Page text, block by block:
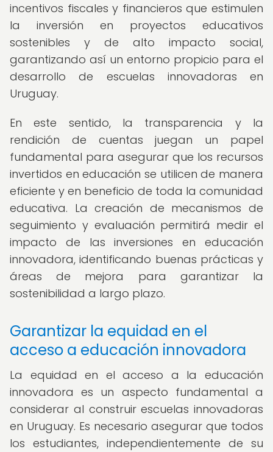
incentivos fiscales y financieros que estimulen
la inversión en proyectos educativos
sostenibles y de alto impacto social,
garantizando así un entorno propicio para el
desarrollo de escuelas innovadoras en
Uruguay.
En este sentido, la transparencia y la
rendición de cuentas juegan un papel
fundamental para asegurar que los recursos
invertidos en educación se utilicen de manera
eficiente y en beneficio de toda la comunidad
educativa. La creación de mecanismos de
seguimiento y evaluación permitirá medir el
impacto de las inversiones en educación
innovadora, identificando buenas prácticas y
áreas de mejora para garantizar la
sostenibilidad a largo plazo.
Garantizar la equidad en el
acceso a educación innovadora
La equidad en el acceso a la educación
innovadora es un aspecto fundamental a
considerar al construir escuelas innovadoras
en Uruguay. Es necesario asegurar que todos
los estudiantes, independientemente de su